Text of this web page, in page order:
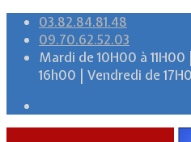
03.82.84.81.48
09.70.62.52.03
Mardi de 10H00 à
16h00 | Vendredi de